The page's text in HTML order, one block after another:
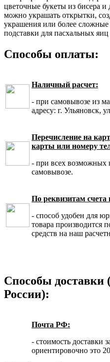
цветочные букеты из бисера
можно украшать открытки,
украшения или более сложные
подставки для пасхальных яиц
Способы оплаты:
Наличный расчет:
- при самовывозе из
адресу: г. Ульяновск,
Перечисление на
карты или номеру
- при всех возможных
самовывозе.
По реквизитам счета
- способ удобен для
товара производится
средств на наш
Способы доставки
России):
Почта РФ:
- стоимость доставки
ориентировочно это